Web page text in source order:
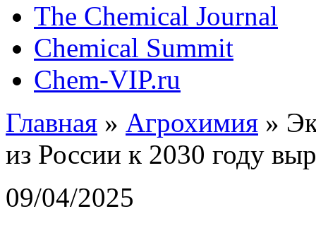
The Chemical Journal
Chemical Summit
Chem-VIP.ru
Главная » Агрохимия »
из России к 2030 году
09/04/2025